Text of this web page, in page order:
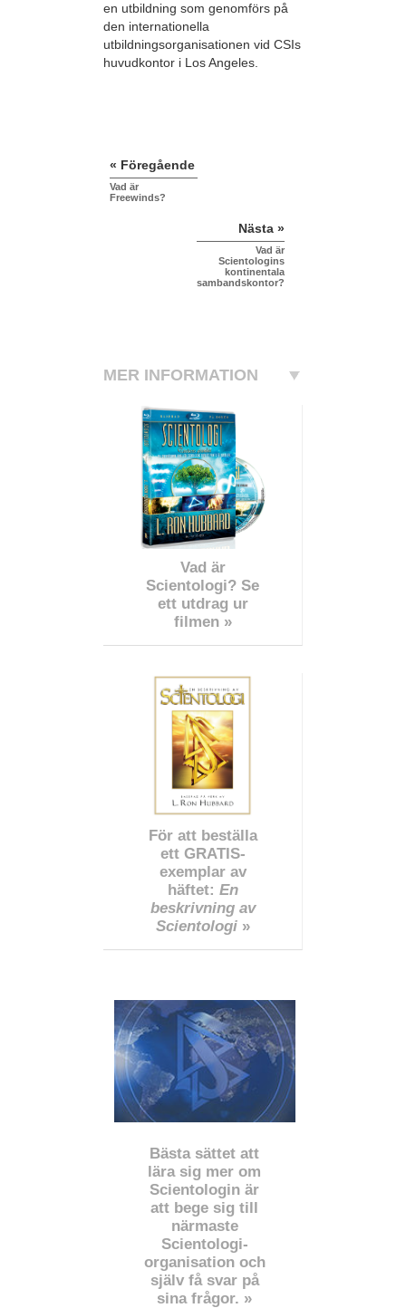
en utbildning som genomförs på
den internationella
utbildningsorganisationen vid CSIs
huvudkontor i Los Angeles.
« Föregående
Vad är
Freewinds?
Nästa »
Vad är
Scientologins
kontinentala
sambandskontor?
MER INFORMATION
Vad är
Scientologi? Se
ett utdrag ur
filmen »
För att beställa
ett GRATIS-
exemplar av
häftet: En
beskrivning av
Scientologi»
Bästa sättet att
lära sig mer om
Scientologin är
att bege sig till
närmaste
Scientologi-
organisation och
själv få svar på
sina frågor. »